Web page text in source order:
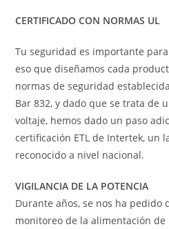
CERTIFICADO CON NORMAS UL
Tu seguridad es importante
eso que diseñamos cada
normas de seguridad
Bar 832, y dado que se trata de
voltaje, hemos dado un paso
certificación ETL de Intertek, un
reconocido a nivel nacional.
VIGILANCIA DE LA POTENCIA
Durante años, se nos ha pedido
monitoreo de la alimentación de